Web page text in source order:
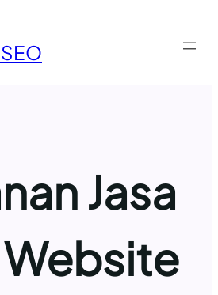
Jasa
Website